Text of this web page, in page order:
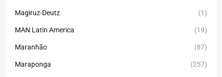
Magiruz-Deutz (1)
MAN Latin America (19)
Maranhão (87)
Maraponga (257)